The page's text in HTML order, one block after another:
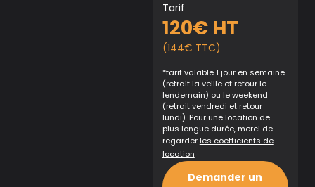
Tarif
120€ HT
(144€ TTC)
*tarif valable 1 jour en semaine
(retrait la veille et retour le
lendemain) ou le weekend
(retrait vendredi et retour
lundi). Pour une location de
plus longue durée, merci de
regarder les coefficients de
location
Demander un